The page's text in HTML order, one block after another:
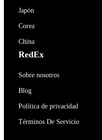
Japón
Corea
China
RedEx
Sobre nosotros
Blog
Política de privacidad
Términos De Servicio